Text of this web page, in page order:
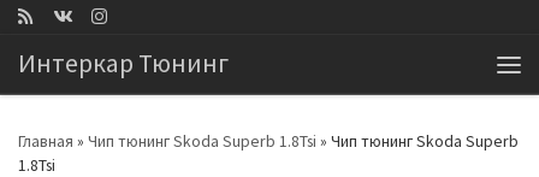
Интеркар Тюнинг
Главная » Чип тюнинг Skoda Superb 1.8Tsi » Чип тюнинг Skoda Superb
1.8Tsi